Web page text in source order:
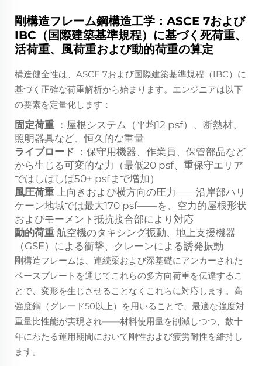
剛構造フレーム鋼構造工学：ASCE 7および
IBC（国際建築基準規程）に基づく死荷重、
活荷重、風荷重および動的荷重の算定
構造健全性は、ASCE 7および国際建築基準規程（IBC）に
基づく正確な荷重解析から始まります。エンジニアは以下
の要素を定量化します：
固定荷重 ：屋根システム（平均12 psf）、断熱材、
照明器具など、恒久的な重量
ライブロード ：保守用機器、作業員、保管部品など
から生じる可変的な力（最低20 psf、重保守エリア
ではしばしば50+ psfまで増加）
風圧荷重 上向きおよび横方向の圧力——沿岸部ハリ
ケーン地域では最大170 psf——を、空力的屋根形状
およびモーメント抵抗接合部により対応
動的荷重 航空機のタキシング振動、地上支援機器
（GSE）による衝撃、クレーンによる誘発振動
剛構造フレームは、連続梁および深基礎にアンカーされた
ベースプレートを通じてこれらの多方向荷重を伝達するこ
とで、変形を生じさせることなくこれらに対応します。高
強度鋼（グレード50以上）を用いることで、最適な強度対
重量比性能が実現され——材料使用量を削減しつつ、数十
年にわたる運用期間において剛性および疲労耐性を維持し
ます。